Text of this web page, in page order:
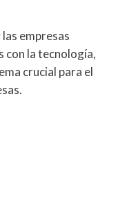
empresas
con la tecnología,
crucial para el